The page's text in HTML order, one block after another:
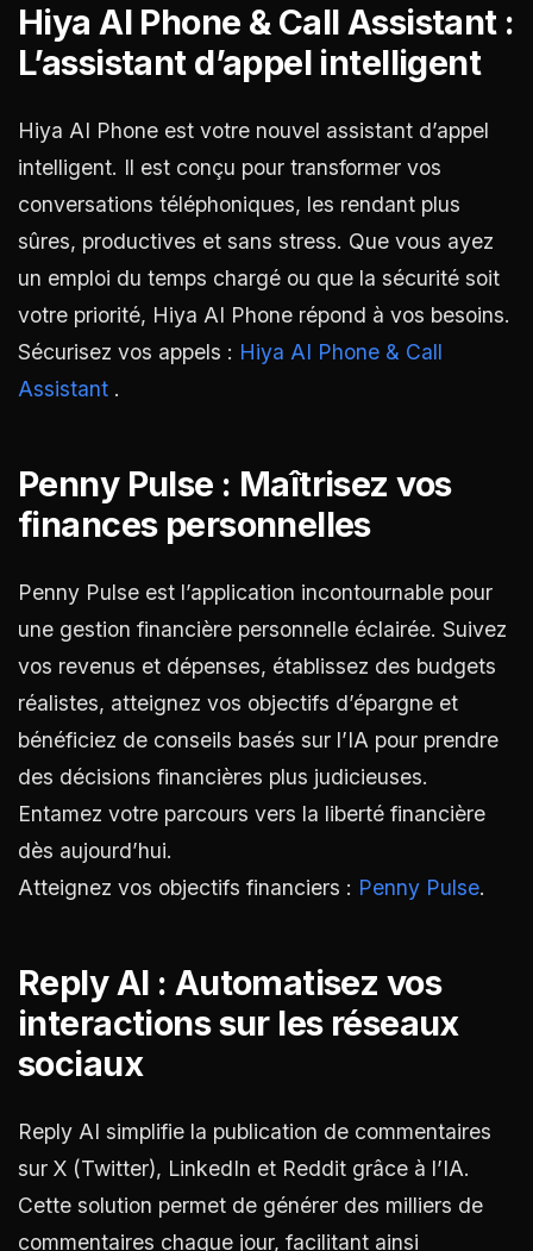
Hiya AI Phone & Call Assistant :
L’assistant d’appel intelligent
Hiya AI Phone est votre nouvel assistant d’appel
intelligent. Il est conçu pour transformer vos
conversations téléphoniques, les rendant plus
sûres, productives et sans stress. Que vous ayez
un emploi du temps chargé ou que la sécurité soit
votre priorité, Hiya AI Phone répond à vos besoins.
Sécurisez vos appels : Hiya AI Phone & Call
Assistant .
Penny Pulse : Maîtrisez vos
finances personnelles
Penny Pulse est l’application incontournable pour
une gestion financière personnelle éclairée. Suivez
vos revenus et dépenses, établissez des budgets
réalistes, atteignez vos objectifs d’épargne et
bénéficiez de conseils basés sur l’IA pour prendre
des décisions financières plus judicieuses.
Entamez votre parcours vers la liberté financière
dès aujourd’hui.
Atteignez vos objectifs financiers : Penny Pulse.
Reply AI : Automatisez vos
interactions sur les réseaux
sociaux
Reply AI simplifie la publication de commentaires
sur X (Twitter), LinkedIn et Reddit grâce à l’IA.
Cette solution permet de générer des milliers de
commentaires chaque jour, facilitant ainsi